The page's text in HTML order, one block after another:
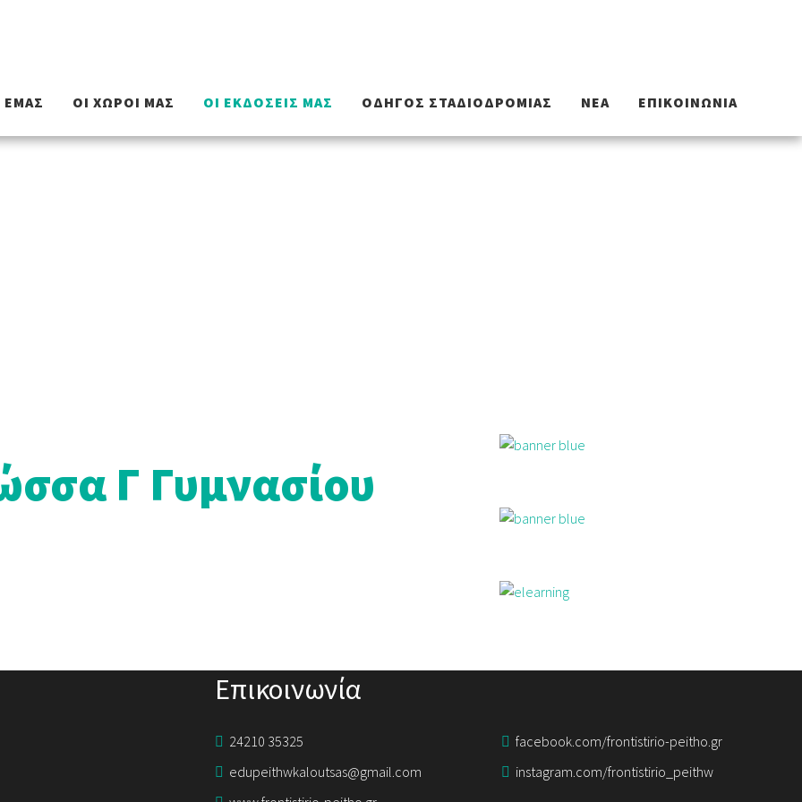
ΕΜΆΣ ΟΙ ΧΏΡΟΙ ΜΑΣ ΟΙ ΕΚΔΌΣΕΙΣ ΜΑΣ ΟΔΗΓΟΣ ΣΤΑΔΙΟΔΡΟΜΙΑΣ ΝΈΑ ΕΠΙΚΟΙΝΩΝΊΑ
Γ Γυμνασίου
Επικοινωνία
24210 35325
edupeithwkaloutsas@gmail.com
facebook.com/frontistirio-peitho.gr
instagram.com/frontistirio_peithw